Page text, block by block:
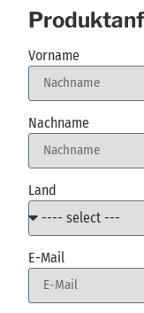
Vorname
Nachname
Land
E-Mail